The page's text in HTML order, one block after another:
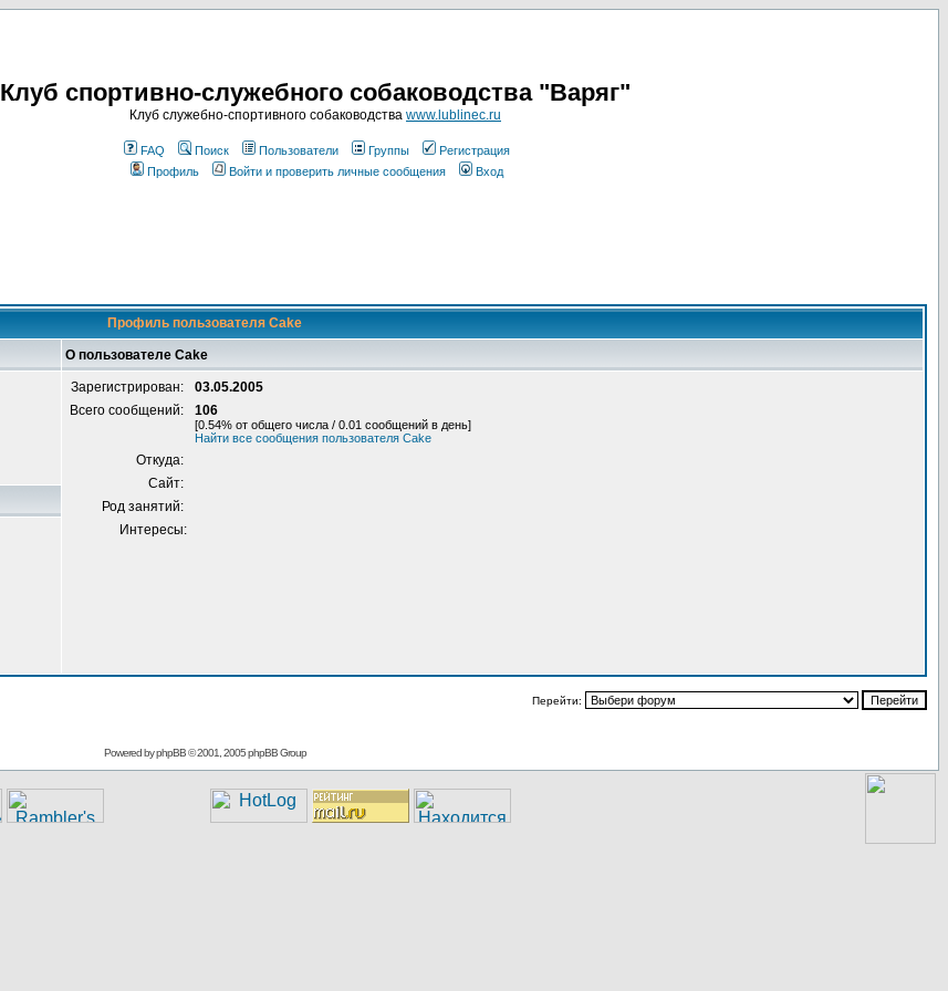
Клуб спортивно-служебного собаководства "Варяг"
Клуб служебно-спортивного собаководства www.lublinec.ru
FAQ Поиск Пользователи Группы
Регистрация
Профиль
Войти и проверить личные сообщения Вход
Профиль пользователя Cake
О пользователе Cake
Зарегистрирован:
03.05.2005
Всего сообщений:
106
[0.54% от общего числа / 0.01 сообщений в день]
Найти все сообщения пользователя Cake
Откуда:
Сайт:
Род занятий:
Интересы:
Перейти:
Powered byphpBB© 2001, 2005 phpBB Group